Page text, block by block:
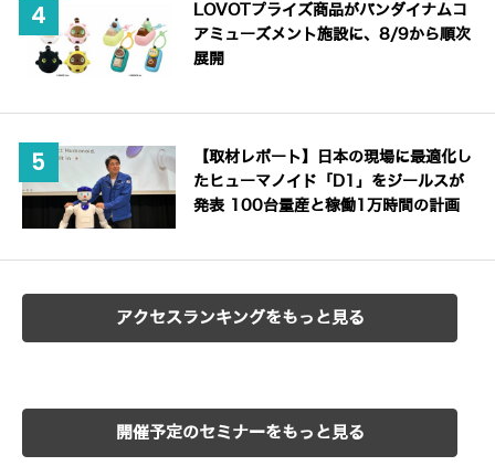
LOVOTプライズ商品がバンダイナムコ
アミューズメント施設に、8/9から順次
展開
【取材レポート】日本の現場に最適化し
たヒューマノイド「D1」をジールスが
発表 100台量産と稼働1万時間の計画
アクセスランキングをもっと見る
開催予定のセミナーをもっと見る